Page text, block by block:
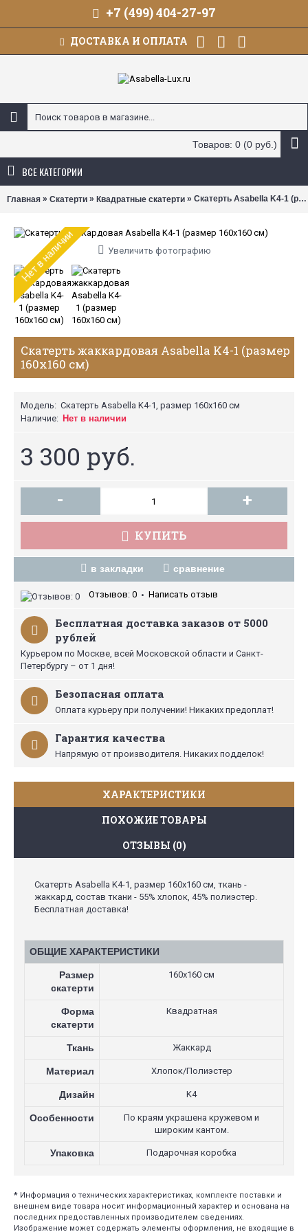
+7 (499) 404-27-97
ДОСТАВКА И ОПЛАТА
Товаров: 0 (0 руб.)
ВСЕ КАТЕГОРИИ
Главная » Скатерти » Квадратные скатерти » Скатерть Asabella K4-1 (размер 160х160 см)
Нет в наличии Увеличить фотографию
Скатерть жаккардовая Asabella K4-1 (размер
160х160 см)
Модель: Скатерть Asabella K4-1, размер 160х160 см
Наличие: Нет в наличии
3 300 руб.
- +
КУПИТЬ
в закладки сравнение
Отзывов: 0 • Написать отзыв
Бесплатная доставка заказов от 5000
рублей
Курьером по Москве, всей Московской области и Санкт-
Петербургу – от 1 дня!
Безопасная оплата
Оплата курьеру при получении! Никаких предоплат!
Гарантия качества
Напрямую от производителя. Никаких подделок!
ХАРАКТЕРИСТИКИ
ПОХОЖИЕ ТОВАРЫ
ОТЗЫВЫ (0)
Скатерть Asabella K4-1, размер 160х160 см, ткань -
жаккард, состав ткани - 55% хлопок, 45% полиэстер.
Бесплатная доставка!
ОБЩИЕ ХАРАКТЕРИСТИКИ
Размер
скатерти
160х160 см
Форма
скатерти
Квадратная
Ткань Жаккард
Материал Хлопок/Полиэстер
Дизайн K4
Особенности
По краям украшена кружевом и
широким кантом.
Упаковка Подарочная коробка
* Информация о технических характеристиках, комплекте поставки и
внешнем виде товара носит информационный характер и основана на
последних предоставленных производителем сведениях.
Изображение может содержать элементы оформления, не входящие в